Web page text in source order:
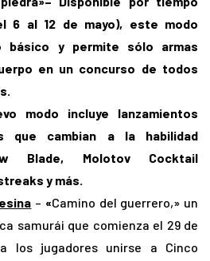
6 al 12 de mayo), este modo
básico y permite sólo armas
en un concurso de todos
modo incluye lanzamientos
que cambian a la habilidad
Blade, Molotov Cocktail
y más.
– «Camino del guerrero,» un
samurái que comienza el 29 de
los jugadores unirse a Cinco